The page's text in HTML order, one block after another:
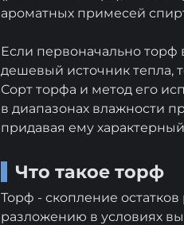
ароматных примесей
Если первоначально
дешевый источник тепла,
Сорт торфа и метод его
в диапазонах влажности
придавая ему
Что такое торф
Торф - скопление
разложению в условиях